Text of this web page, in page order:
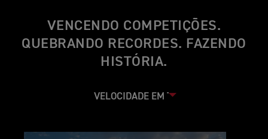
VENCENDO COMPETIÇÕES.
QUEBRANDO RECORDES. FAZENDO
HISTÓRIA.